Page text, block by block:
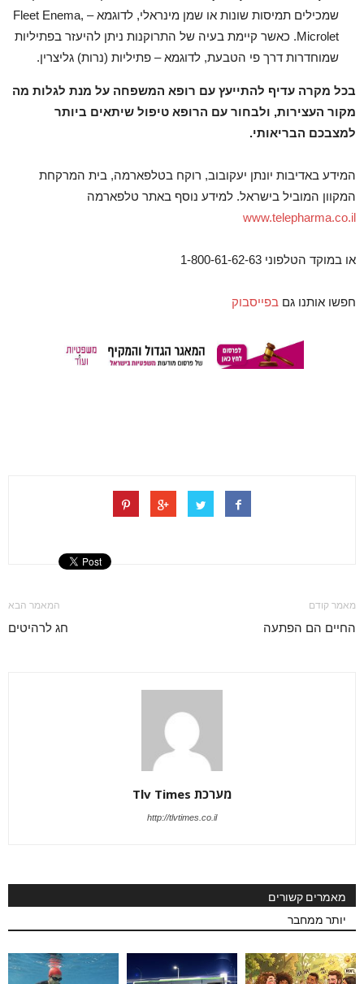
שמכילים תמיסות שונות או שמן מינראלי, לדוגמא – Fleet Enema,
Microlet. כאשר קיימת בעיה של התרוקנות ניתן להיעזר בפתיליות
שמוחדרות דרך פי הטבעת, לדוגמא – פתיליות (נרות) גליצרין.
בכל מקרה עדיף להתייעץ עם רופא המשפחה על מנת לגלות מה
מקור העצירות, ולבחור עם הרופא טיפול שיתאים ביותר
למצבכם הבריאותי.
המידע באדיבות יונתן יעקובוב, רוקח בטלפארמה, בית המרקחת
המקוון המוביל בישראל. למידע נוסף באתר טלפארמה
www.telepharma.co.il
או במוקד הטלפוני 1-800-61-62-63
חפשו אותנו גם בפייסבוק
מאמר קודם
החיים הם הפתעה
המאמר הבא
חג לרהיטים
מערכת Tlv Times
http://tlvtimes.co.il
מאמרים קשורים
יותר ממחבר